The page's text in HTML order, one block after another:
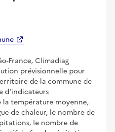
France, Climadiag
prévisionnelle pour
de la commune de
d'indicateurs
la température moyenne,
de chaleur, le nombre de
le nombre de